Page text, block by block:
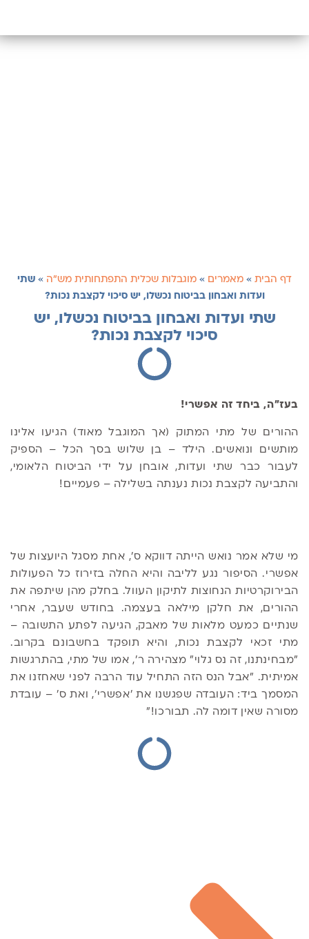
דף הבית » מאמרים » מוגבלות שכלית התפתחותית מש"ה » שתי
ועדות ואבחון בביטוח נכשלו, יש סיכוי לקצבת נכות?
שתי ועדות ואבחון בביטוח נכשלו, יש
סיכוי לקצבת נכות?
בעז"ה, ביחד זה אפשרי!
ההורים של מתי המתוק (אך המוגבל מאוד) הגיעו אלינו
מותשים ונואשים. הילד – בן שלוש בסך הכל – הספיק
לעבור כבר שתי ועדות, אובחן על ידי הביטוח הלאומי,
והתביעה לקצבת נכות נענתה בשלילה – פעמיים!
מי שלא אמר נואש הייתה דווקא ס', אחת מסגל היועצות של
אפשרי. הסיפור נגע לליבה והיא החלה בזירוז כל הפעולות
הבירוקרטיות הנחוצות לתיקון העוול. בחלק מהן שיתפה את
ההורים, את חלקן מילאה בעצמה. בחודש שעבר, אחרי
שנתיים כמעט מלאות של מאבק, הגיעה לפתע התשובה –
מתי זכאי לקצבת נכות, והיא תופקד בחשבונם בקרוב.
"מבחינתנו, זה נס גלוי" מצהירה ר', אמו של מתי, בהתרגשות
אמיתית. "אבל הנס הזה התחיל עוד הרבה לפני שאחזנו את
המסמך ביד: העובדה שפגשנו את 'אפשרי', ואת ס' – עובדת
מסורה שאין דומה לה. תבורכו!"